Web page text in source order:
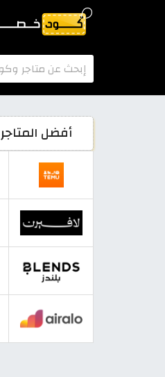
أفضل المتاجر